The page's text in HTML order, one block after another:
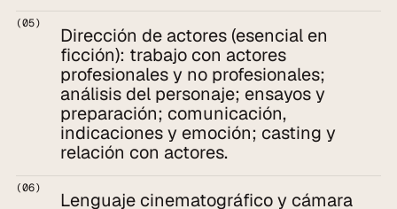
(05)
Dirección de actores (esencial en
ficción): trabajo con actores
profesionales y no profesionales;
análisis del personaje; ensayos y
preparación; comunicación,
indicaciones y emoción; casting y
relación con actores.
(06)
Lenguaje cinematográfico y cámara